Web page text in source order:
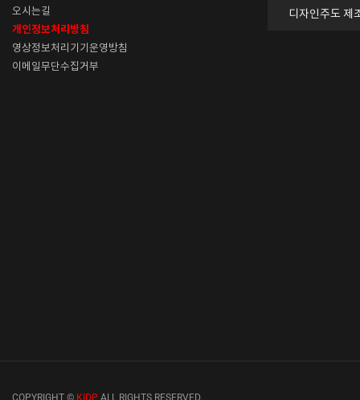
오시는길
개인정보처리방침
영상정보처리기기운영방침
이메일무단수집거부
디자인주도 제
COPYRIGHT © KIDP ALL RIGHTS RESERVED.